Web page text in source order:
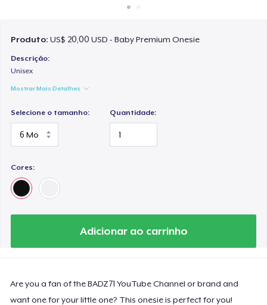
Produto:US$ 20,00 USD - Baby Premium Onesie
Descrição:
Unisex
Mostrar Mais Detalhes
Selecione o tamanho: Quantidade:
Cores:
Adicionar ao carrinho
Are you a fan of the BADZ71 YouTube Channel or brand and
want one for your little one? This onesie is perfect for you!